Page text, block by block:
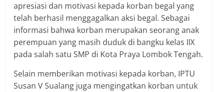
apresiasi dan motivasi kepada korban begal yang
telah berhasil menggagalkan aksi begal. Sebagai
informasi bahwa korban merupakan seorang anak
perempuan yang masih duduk di bangku kelas IIX
pada salah satu SMP di Kota Praya Lombok Tengah.
Selain memberikan motivasi kepada korban, IPTU
Susan V Sualang juga mengingatkan korban untuk